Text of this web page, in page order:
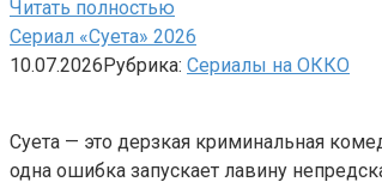
Читать полностью
Сериал «Суета» 2026
10.07.2026Рубрика: Сериалы на ОККО
Суета — это дерзкая криминальная
одна ошибка запускает лавину